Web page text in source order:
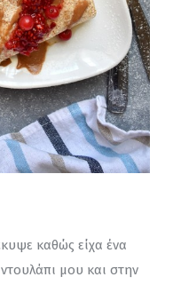
καθώς είχα ένα
μου και στην